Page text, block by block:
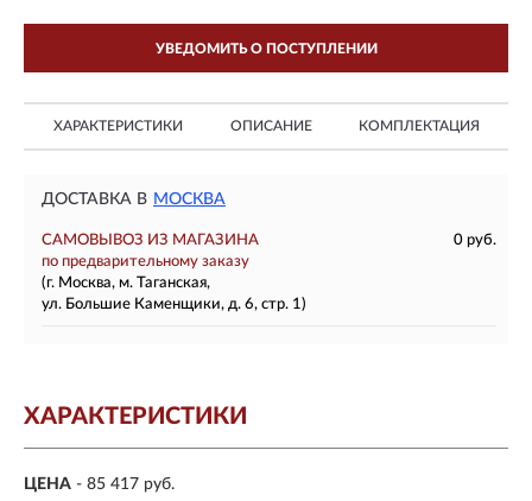
УВЕДОМИТЬ О ПОСТУПЛЕНИИ
ХАРАКТЕРИСТИКИ ОПИСАНИЕ КОМПЛЕКТАЦИЯ
ДОСТАВКА В МОСКВА
САМОВЫВОЗ ИЗ МАГАЗИНА
0 руб.
по предварительному заказу
(г. Москва, м. Таганская,
ул. Большие Каменщики, д. 6, стр. 1)
ХАРАКТЕРИСТИКИ
ЦЕНА - 85 417 руб.